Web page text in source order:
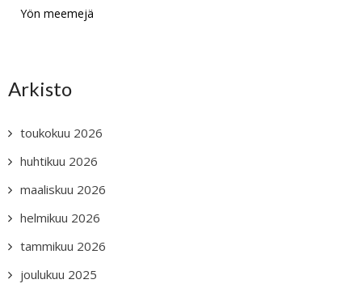
Yön meemejä
Arkisto
toukokuu 2026
huhtikuu 2026
maaliskuu 2026
helmikuu 2026
tammikuu 2026
joulukuu 2025